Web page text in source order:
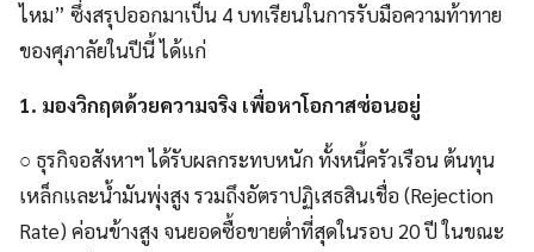
ไหม” ซึ่งสรุปออกมาเป็น 4 บทเรียนในการรับมือความท้าทาย
ของศุภาลัยในปีนี้ ได้แก่
1. มองวิกฤตด้วยความจริง เพื่อหาโอกาสซ่อนอยู่
○ ธุรกิจอสังหาฯ ได้รับผลกระทบหนัก ทั้งหนี้ครัวเรือน ต้นทุน
เหล็กและน้ำมันพุ่งสูง รวมถึงอัตราปฏิเสธสินเชื่อ (Rejection
Rate) ค่อนข้างสูง จนยอดซื้อขายต่ำที่สุดในรอบ 20 ปี ในขณะ